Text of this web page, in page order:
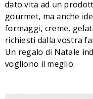
dato vita ad un
gourmet, ma anche
formaggi, creme,
richiesti dalla vostra
Un regalo di Natale
vogliono il meglio.